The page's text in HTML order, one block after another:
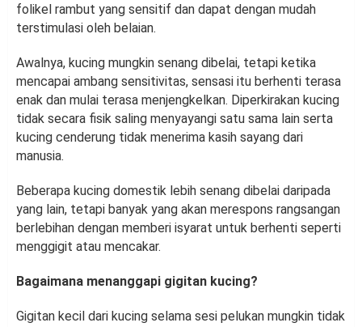
folikel rambut yang sensitif dan dapat dengan mudah
terstimulasi oleh belaian.
Awalnya, kucing mungkin senang dibelai, tetapi ketika
mencapai ambang sensitivitas, sensasi itu berhenti terasa
enak dan mulai terasa menjengkelkan. Diperkirakan kucing
tidak secara fisik saling menyayangi satu sama lain serta
kucing cenderung tidak menerima kasih sayang dari
manusia.
Beberapa kucing domestik lebih senang dibelai daripada
yang lain, tetapi banyak yang akan merespons rangsangan
berlebihan dengan memberi isyarat untuk berhenti seperti
menggigit atau mencakar.
Bagaimana menanggapi gigitan kucing?
Gigitan kecil dari kucing selama sesi pelukan mungkin tidak